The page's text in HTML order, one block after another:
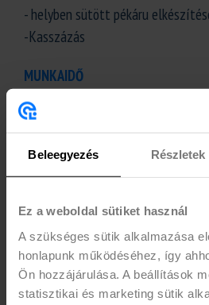
Beleegyezés Részletek
Ez a weboldal sütiket használ
A szükséges sütik alkalmazása
honlapunk működéséhez, így
Ön hozzájárulása. A beállítások
statisztikai és marketing sütik
- helyben sütött pékáru
-Kasszázás
MUNKAIDŐ
Minimum 8 órás műszakokban
nyitvatartási idejében!
ELVÁRÁS
nappali tagozatos hallgatói
végzettség vagy tapasztalat
EGYÉB INFÓ
-Egészségügyi kiskönyv megléte